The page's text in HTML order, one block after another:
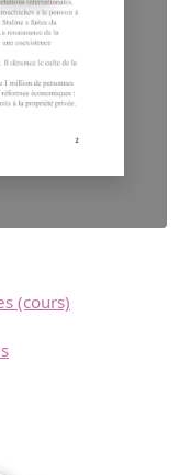
(cours)